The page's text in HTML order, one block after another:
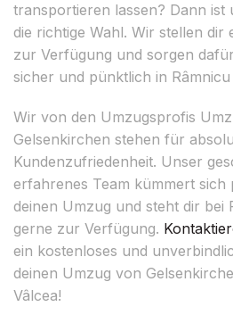
transportieren lassen? Dann ist
die richtige Wahl. Wir stellen dir
zur Verfügung und sorgen
sicher und pünktlich in
Wir von den Umzugsprofis
Gelsenkirchen stehen für
Kundenzufriedenheit. Unser
erfahrenes Team kümmert sich
deinen Umzug und steht dir bei
gerne zur Verfügung.
ein kostenloses und
deinen Umzug von
Vâlcea!